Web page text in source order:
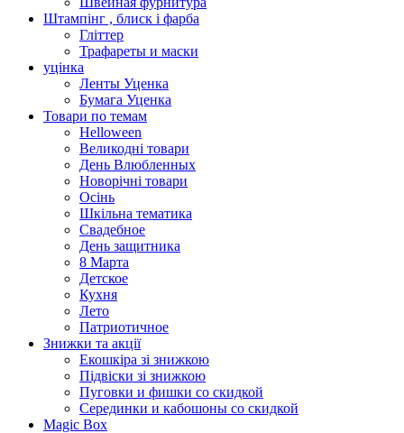
Штампінг , блиск і фарба
Гліттер
Трафареты и маски
уцінка
Ленты Уценка
Бумага Уценка
Товари по темам
Helloween
Великодні товари
День Влюбленных
Новорічні товари
Осінь
Шкільна тематика
Свадебное
День защитника
8 Марта
Детское
Кухня
Лето
Патриотичное
Знижки та акції
Екошкіра зі знижкою
Підвіски зі знижкою
Пуговки и фишки со скидкой
Серединки и кабошоны со скидкой
Magic Box